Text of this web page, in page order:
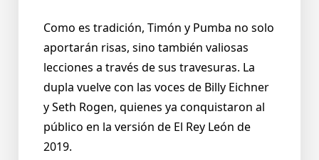
Como es tradición, Timón y Pumba no solo
aportarán risas, sino también valiosas
lecciones a través de sus travesuras. La
dupla vuelve con las voces de Billy Eichner
y Seth Rogen, quienes ya conquistaron al
público en la versión de El Rey León de
2019.